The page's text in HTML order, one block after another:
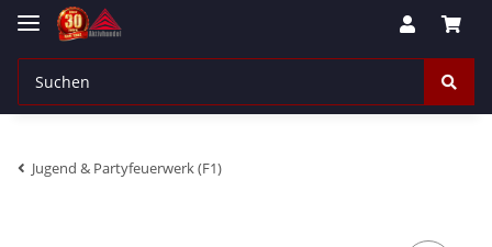
Jugend & Partyfeuerwerk (F1)